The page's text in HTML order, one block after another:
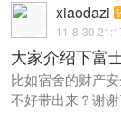
xiaodazi
11-8-30
大家介绍下富
比如宿舍的财产
不好带出来？谢谢